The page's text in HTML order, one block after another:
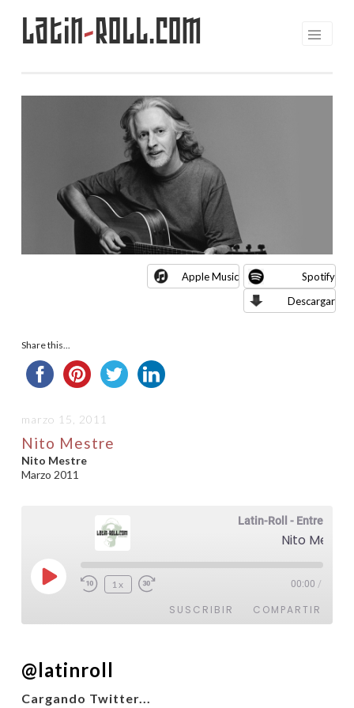
Saltar
Latin-Roll.com
Apple Music
Spotify
Descargar
Share this...
marzo 15, 2011
Nito Mestre
Nito Mestre
Marzo 2011
Latin-Roll - Entrevistas
Nito Mestre
Reproducir
episodio
1x 00:00 /
SUSCRIBIR COMPARTIR
FEED RSS
@latinroll
Cargando Twitter...